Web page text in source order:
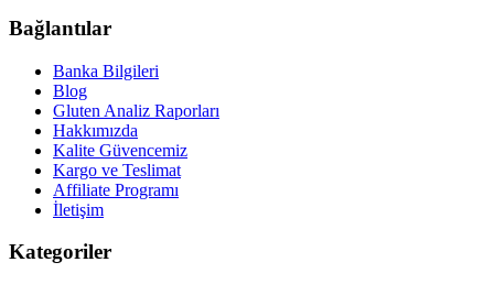
Bağlantılar
Banka Bilgileri
Blog
Gluten Analiz Raporları
Hakkımızda
Kalite Güvencemiz
Kargo ve Teslimat
Affiliate Programı
İletişim
Kategoriler